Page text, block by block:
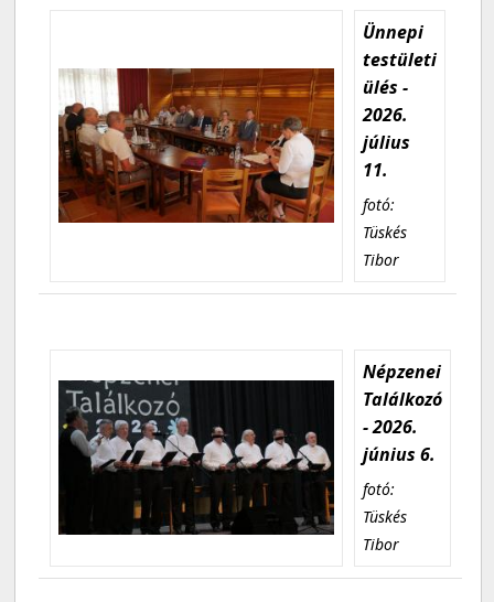
Ünnepi
testületi
ülés -
2026.
július
11.
fotó:
Tüskés
Tibor
Népzenei
Találkozó
- 2026.
június 6.
fotó:
Tüskés
Tibor